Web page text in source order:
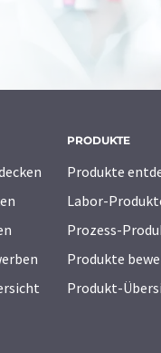
PRODUKTE
Produkte
Labor-
Prozess-
Produkte
Produkt-